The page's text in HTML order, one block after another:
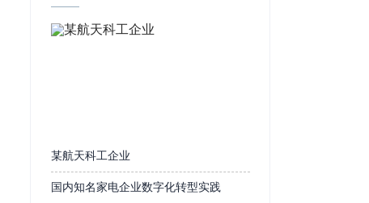
某航天科工企业
国内知名家电企业数字化转型实践